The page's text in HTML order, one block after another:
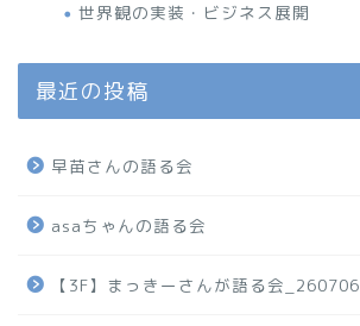
世界観の実装・ビジネス展開
最近の投稿
早苗さんの語る会
asaちゃんの語る会
【3F】まっきーさんが語る会_260706